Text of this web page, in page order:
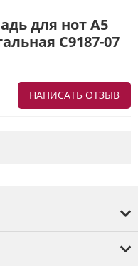
для нот А5
С9187-07
НАПИСАТЬ ОТЗЫВ